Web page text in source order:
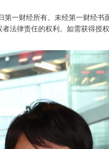
一财经所有。未经第一财经书
法律责任的权利。如需获得授